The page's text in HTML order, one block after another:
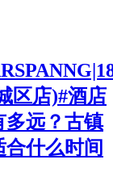
区店)#酒店
多远？古镇
什么时间